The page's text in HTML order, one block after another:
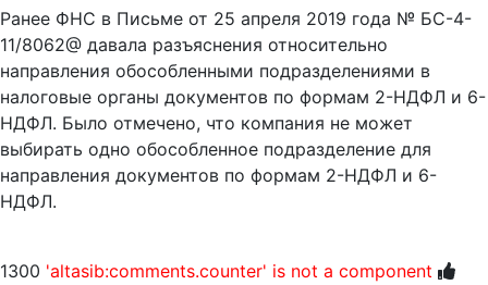
Ранее ФНС в Письме от 25 апреля 2019 года № БС-4-
11/8062@ давала разъяснения относительно
направления обособленными подразделениями в
налоговые органы документов по формам 2-НДФЛ и 6-
НДФЛ. Было отмечено, что компания не может
выбирать одно обособленное подразделение для
направления документов по формам 2-НДФЛ и 6-
НДФЛ.
1300 'altasib:comments.counter' is not a component